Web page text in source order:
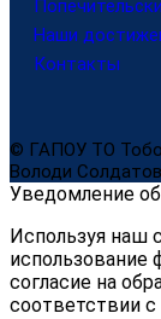
Наши
Контакты
© ГАПОУ ТО
Володи
Уведомление
Используя наш
использование
согласие на
соответствии